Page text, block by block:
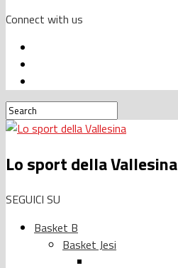
Connect with us
Lo sport della Vallesina
SEGUICI SU
Basket B
Basket Jesi